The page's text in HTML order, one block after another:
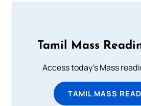
Tamil Mass
Access today's Mass
TAMIL MASS